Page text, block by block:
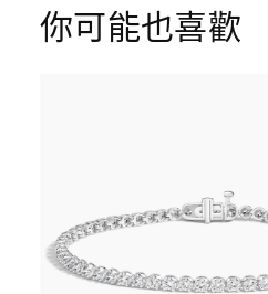
你可能也喜歡